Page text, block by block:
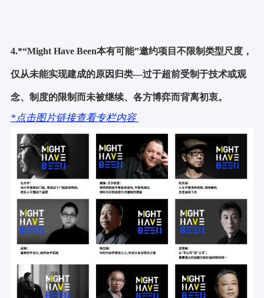
4.*“Might Have Been本有可能”邀约项目不限制类型尺度，
仅从未能实现建成的原因归类—过于超前受制于技术或观
念、制度的限制而未被继续、各方博弈而背离初衷。
*点击图片链接查看专栏内容